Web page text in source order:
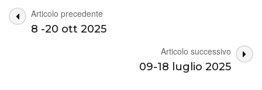
Navigazione
articoli
Articolo precedente
8 -20 ott 2025
Articolo successivo
09-18 luglio 2025